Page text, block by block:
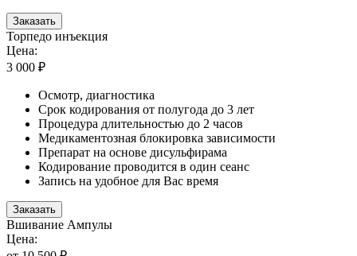
Заказать
Торпедо инъекция
Цена:
3 000 ₽
Осмотр, диагностика
Срок кодирования от полугода до 3 лет
Процедура длительностью до 2 часов
Медикаментозная блокировка зависимости
Препарат на основе дисульфирама
Кодирование проводится в один сеанс
Запись на удобное для Вас время
Заказать
Вшивание Ампулы
Цена: